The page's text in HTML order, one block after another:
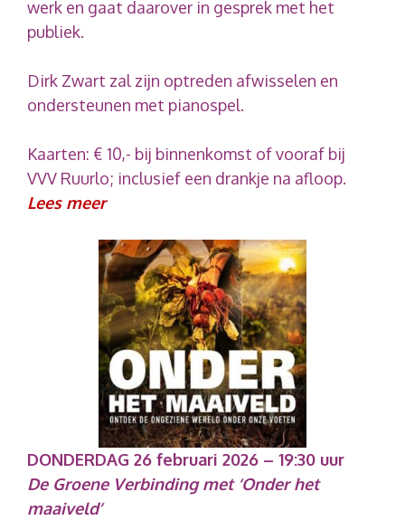
werk en gaat daarover in gesprek met het
publiek.
Dirk Zwart zal zijn optreden afwisselen en
ondersteunen met pianospel.
Kaarten: € 10,- bij binnenkomst of vooraf bij
VVV Ruurlo; inclusief een drankje na afloop.
Lees meer
DONDERDAG 26 februari 2026 – 19:30 uur
De Groene Verbinding met ‘Onder het
maaiveld’